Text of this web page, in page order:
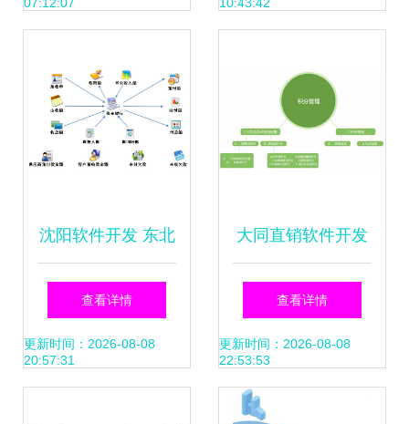
沈阳软件开发 东北
数字经济的蓄力崛
起
查看详情
更新时间：2026-08-08
20:57:31
大同直销软件开发
与会员管理系统优
选恒汇科技
查看详情
更新时间：2026-08-08
22:53:53